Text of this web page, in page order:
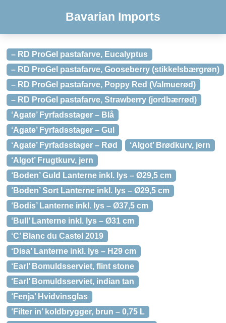
Bavarian Imports
– RD ProGel pastafarve, Eucalyptus
– RD ProGel pastafarve, Gooseberry (stikkelsbærgrøn)
– RD ProGel pastafarve, Poppy Red (Valmuerød)
– RD ProGel pastafarve, Strawberry (jordbærrød)
‘Agate’ Fyrfadsstager – Blå
‘Agate’ Fyrfadsstager – Gul
‘Agate’ Fyrfadsstager – Rød
‘Algot’ Brødkurv, jern
‘Algot’ Frugtkurv, jern
‘Boden’ Guld Lanterne inkl. lys – Ø29,5 cm
‘Boden’ Sort Lanterne inkl. lys – Ø29,5 cm
‘Bodis’ Lanterne inkl. lys – Ø37,5 cm
‘Bull’ Lanterne inkl. lys – Ø31 cm
‘C’ Blanc du Castel 2019
‘Disa’ Lanterne inkl. lys – H29 cm
‘Earl’ Bomuldsserviet, flint stone
‘Earl’ Bomuldsserviet, indian tan
‘Fenja’ Hvidvinsglas
‘Filter in’ koldbrygger, brun – 0,75 L